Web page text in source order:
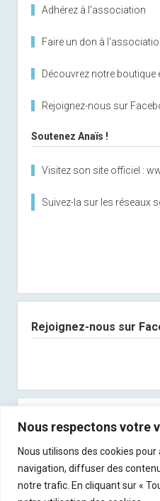
Nous respectons votre
Nous utilisons des cookies
navigation, diffuser des
notre trafic. En cliquant sur «
Adhérez à l'association
Faire un don à
Découvrez notre boutique
Rejoignez-nous sur
Soutenez Anaïs !
Visitez son site officiel :
Suivez-la sur les réseaux
Rejoignez-nous sur
Abonnez-vous à notre
Recevez les derniers
votre boite mail !